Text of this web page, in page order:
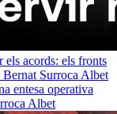
acords: els fronts
Bernat Surroca Albet
entesa operativa
Albet